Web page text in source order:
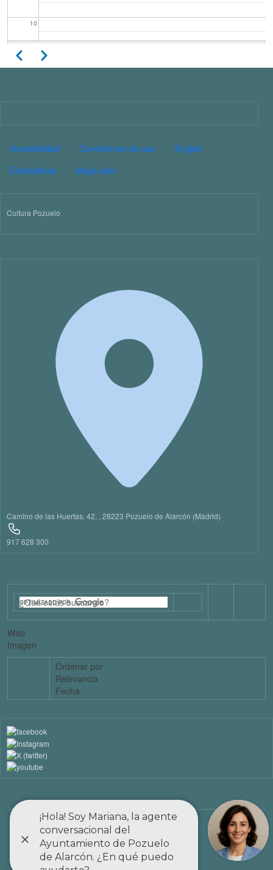
10
15
Paginación
AnteriorSiguiente
PIE DE PÁGINA CULTURA
Accesibilidad Condiciones de uso
English
Estadísticas
Mapa web
Cultura Pozuelo
Camino de las Huertas, 42, , 28223 Pozuelo de Alarcón (Madrid)
917 628 300
Web
Imagen
Ordenar por
Relevancia
Fecha